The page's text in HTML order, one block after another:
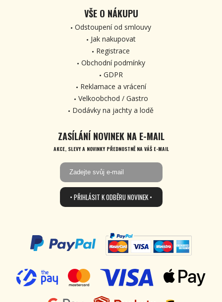
VŠE O NÁKUPU
Odstoupení od smlouvy
Jak nakupovat
Registrace
Obchodní podmínky
GDPR
Reklamace a vrácení
Velkoobchod / Gastro
Dodávky na jachty a lodě
ZASÍLÁNÍ NOVINEK NA E-MAIL
AKCE, SLEVY A NOVINKY PŘEDNOSTNĚ NA VÁŠ E-MAIL
• PŘIHLÁSIT K ODBĚRU NOVINEK •